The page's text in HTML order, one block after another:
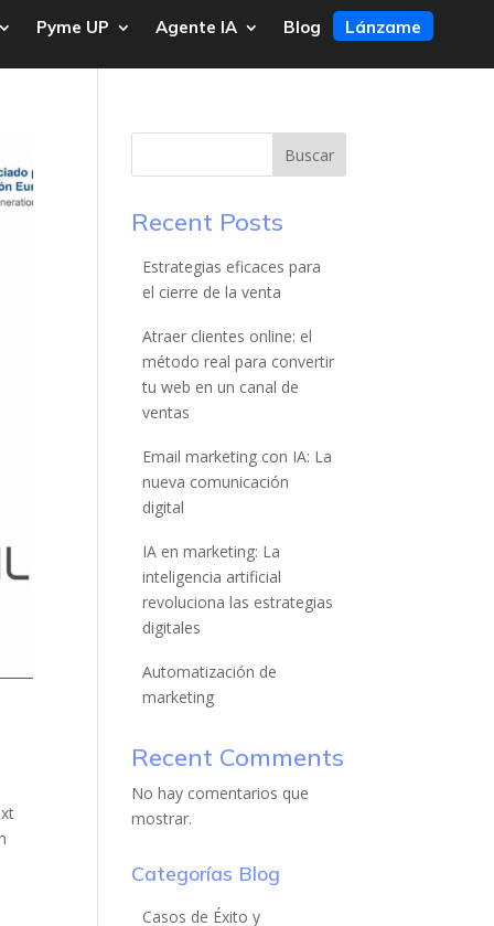
Pyme UP Agente IA Blog Lánzame
Buscar
Recent Posts
Estrategias eficaces para
el cierre de la venta
Atraer clientes online: el
método real para convertir
tu web en un canal de
ventas
Email marketing con IA: La
nueva comunicación
digital
IA en marketing: La
inteligencia artificial
revoluciona las estrategias
digitales
Automatización de
marketing
Recent Comments
No hay comentarios que
mostrar.
Categorías Blog
Casos de Éxito y